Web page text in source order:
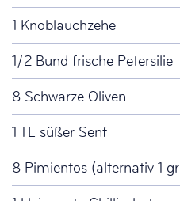
1 Knoblauchzehe
1/2 Bund frische Petersilie
8 Schwarze Oliven
1 TL süßer Senf
8 Pimientos (alternativ 1